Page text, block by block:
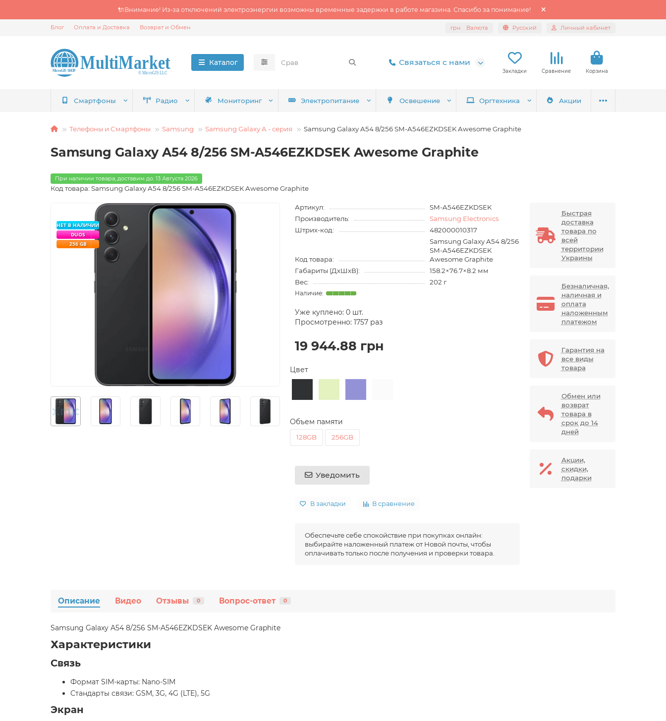
🔌Внимание! Из‑за отключений электроэнергии возможны временные задержки в работе магазина. Спасибо за понимание!
Блог Оплата и Доставка Возврат и Обмен грн Валюта Русский Личный кабинет
Каталог Связаться с нами
Закладки Сравнение Корзина
Смартфоны Радио Мониторинг Электропитание Освешение Оргтехника Акции
Телефоны и Смартфоны Samsung Samsung Galaxy A - серия Samsung Galaxy A54 8/256 SM-A546EZKDSEK Awesome Graphite
Samsung Galaxy A54 8/256 SM-A546EZKDSEK Awesome Graphite
При наличии товара, доставим до: 13 Августа 2026
Код товара: Samsung Galaxy A54 8/256 SM-A546EZKDSEK Awesome Graphite
НЕТ В НАЛИЧИИ
DUOS
256 GB
Артикул:
SM-A546EZKDSEK
Производитель:
Samsung Electronics
Штрих-код:
482000010317
Код товара:
Samsung Galaxy A54 8/256
SM-A546EZKDSEK
Awesome Graphite
Габариты (ДхШхВ):
158.2×76.7×8.2 мм
Вес:
202 г
Уже куплено:0 шт.
Просмотренно: 1757 раз
19 944.88 грн
Цвет
Объем памяти
128GB 256GB
Уведомить
В закладки В сравнение
Обеспечьте себе спокойствие при покупках онлайн:
выбирайте наложенный платеж от Новой почты, чтобы
оплачивать только после получения и проверки товара.
Быстрая
доставка
товара по
всей
территории
Украины
Безналичная,
наличная и
оплата
наложенным
платежом
Гарантия на
все виды
товара
Обмен или
возврат
товара в
срок до 14
дней
Акции,
скидки,
подарки
Описание Видео Отзывы 0 Вопрос-ответ 0
Samsung Galaxy A54 8/256 SM-A546EZKDSEK Awesome Graphite
Характеристики
Связь
Формат SIM-карты: Nano-SIM
Стандарты связи: GSM, 3G, 4G (LTE), 5G
Экран